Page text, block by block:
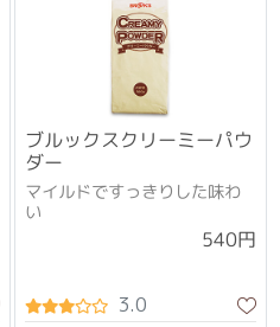
ブルックスクリーミーパウ
ダー
マイルドですっきりした味わ
い
540円
3.0